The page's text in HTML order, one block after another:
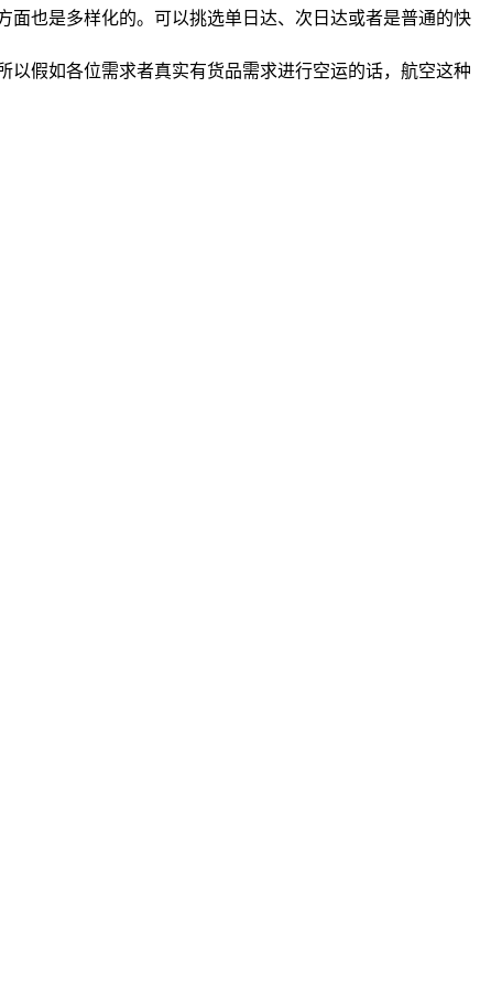
也是多样化的。可以挑选单日达、次日达或者是普通的快
假如各位需求者真实有货品需求进行空运的话，航空这种